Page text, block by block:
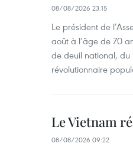
08/08/2026 23:15
Le président de
août à l’âge de 70
de deuil national,
révolutionnaire
Le Vietnam
08/08/2026 09:22